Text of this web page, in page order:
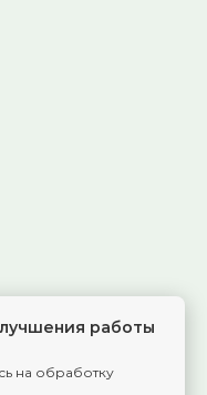
работы
на обработку